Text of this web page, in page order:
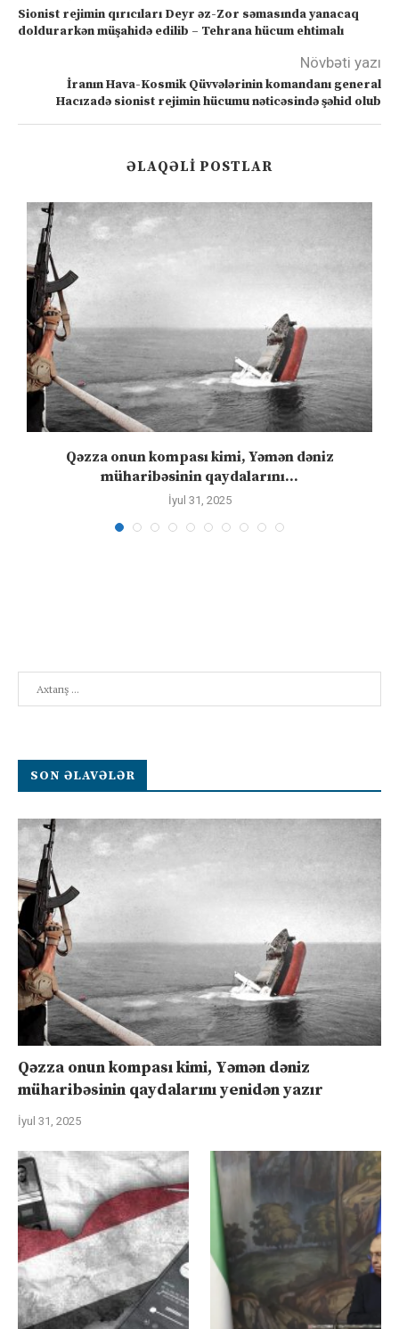
Sionist rejimin qırıcıları Deyr əz-Zor səmasında yanacaq
doldurarkən müşahidə edilib – Tehrana hücum ehtimalı
Növbəti yazı
İranın Hava-Kosmik Qüvvələrinin komandanı general
Hacızadə sionist rejimin hücumu nəticəsində şəhid olub
ƏLAQƏLI POSTLAR
Qəzza onun kompası kimi, Yəmən dəniz
müharibəsinin qaydalarını...
İyul 31, 2025
SON ƏLAVƏLƏR
Qəzza onun kompası kimi, Yəmən dəniz
müharibəsinin qaydalarını yenidən yazır
İyul 31, 2025